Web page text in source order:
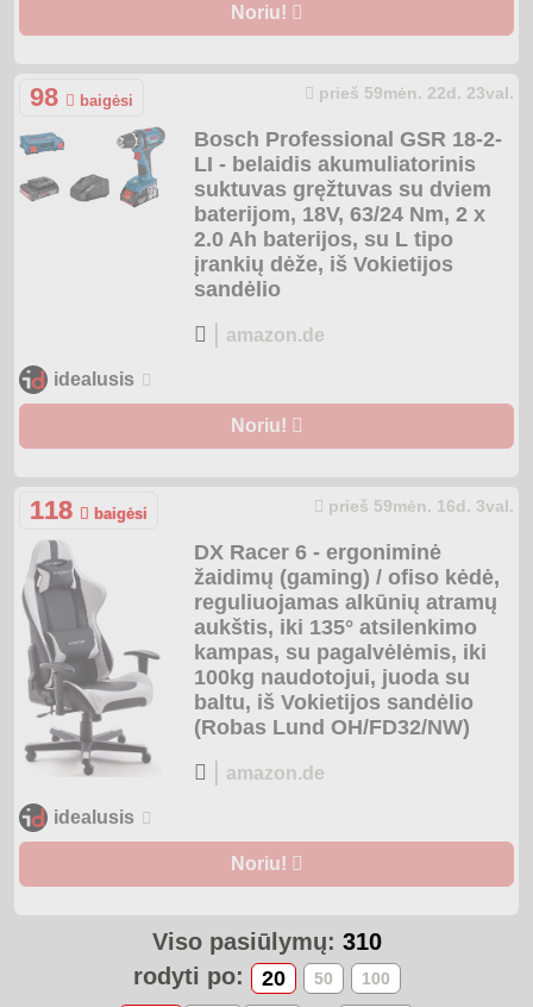
Noriu!
98 baigėsi prieš 59mėn. 22d. 23val.
Bosch Professional GSR 18-2-
LI - belaidis akumuliatorinis
suktuvas gręžtuvas su dviem
baterijom, 18V, 63/24 Nm, 2 x
2.0 Ah baterijos, su L tipo
įrankių dėže, iš Vokietijos
sandėlio
| amazon.de
idealusis
Noriu!
118 baigėsi prieš 59mėn. 16d. 3val.
DX Racer 6 - ergoniminė
žaidimų (gaming) / ofiso kėdė,
reguliuojamas alkūnių atramų
aukštis, iki 135° atsilenkimo
kampas, su pagalvėlėmis, iki
100kg naudotojui, juoda su
baltu, iš Vokietijos sandėlio
(Robas Lund OH/FD32/NW)
| amazon.de
idealusis
Noriu!
Viso pasiūlymų: 310
rodyti po:
20 50 100